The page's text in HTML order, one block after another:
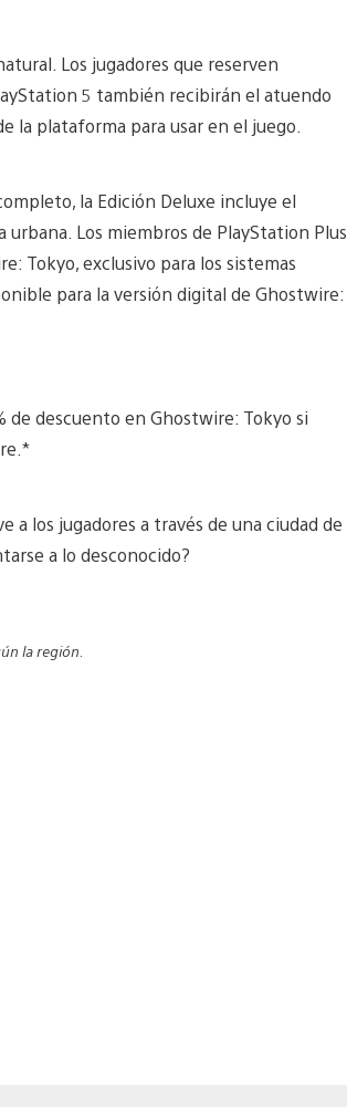
Los jugadores que reserven
5 también recibirán el atuendo
la plataforma para usar en el juego.
la Edición Deluxe incluye el
Los miembros de PlayStation Plus
Tokyo, exclusivo para los sistemas
para la versión digital de Ghostwire:
de descuento en Ghostwire: Tokyo si
a los jugadores a través de una ciudad de
a lo desconocido?
la región